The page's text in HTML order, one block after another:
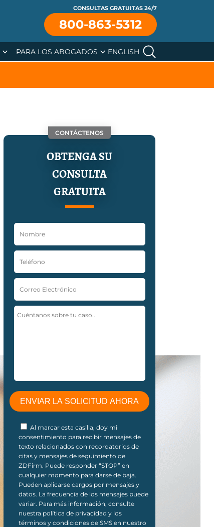
CONSULTAS GRATUITAS 24/7
800-863-5312
PARA LOS ABOGADOS ENGLISH
CONTÁCTENOS
OBTENGA SU
CONSULTA
GRATUITA
Al marcar esta casilla, doy mi
consentimiento para recibir mensajes de
texto relacionados con recordatorios de
citas y mensajes de seguimiento de
ZDFirm. Puede responder “STOP” en
cualquier momento para darse de baja.
Pueden aplicarse cargos por mensajes y
datos. La frecuencia de los mensajes puede
variar. Para más información, consulte
nuestra política de privacidad y los
términos y condiciones de SMS en nuestro